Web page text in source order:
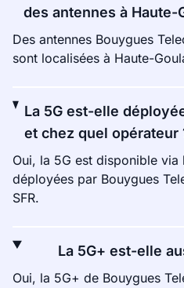
des antennes à Haute-
Des antennes Bouygues
sont localisées à Haute-
La 5G est-elle
et chez quel opérateur
Oui, la 5G est disponible via
déployées par Bouygues
SFR.
La 5G+ est-elle
Oui, la 5G+ de Bouygues